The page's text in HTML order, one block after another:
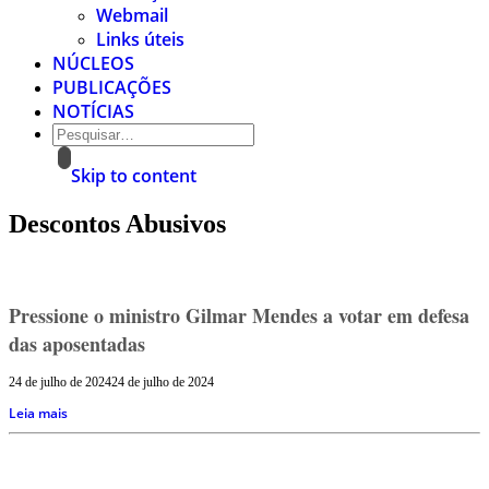
Webmail
Links úteis
NÚCLEOS
PUBLICAÇÕES
NOTÍCIAS
Skip to content
Descontos Abusivos
Pressione o ministro Gilmar Mendes a votar em defesa
das aposentadas
24 de julho de 202424 de julho de 2024
Leia mais